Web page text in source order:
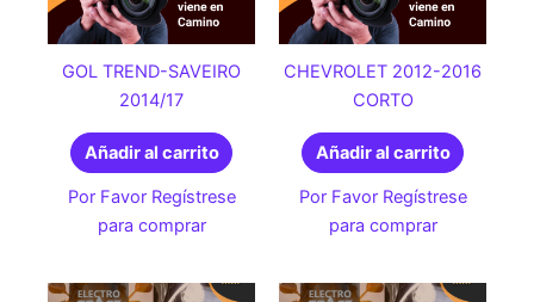
GOL TREND-SAVEIRO
2014/17
Añadir al carrito
Por Favor Regístrese
para comprar
CHEVROLET 2012-2016
CORTO
Añadir al carrito
Por Favor Regístrese
para comprar